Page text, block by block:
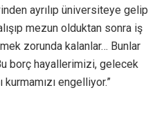
ayrılıp üniversiteye gelip
mezun olduktan sonra iş
zorunda kalanlar… Bunlar
borç hayallerimizi, gelecek
kurmamızı engelliyor.”